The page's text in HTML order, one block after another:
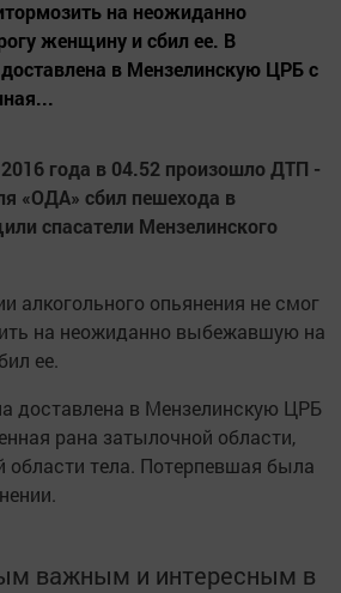
на неожиданно
женщину и сбил ее. В
в Мензелинскую ЦРБ с
2016 года в 04.52 произошло ДТП -
«ОДА» сбил пешехода в
спасатели Мензелинского
алкогольного опьянения не смог
на неожиданно выбежавшую на
ее.
доставлена в Мензелинскую ЦРБ
рана затылочной области,
области тела. Потерпевшая была
важным и интересным в